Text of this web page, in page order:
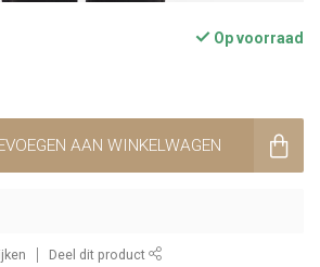
Op voorraad
AAN WINKELWAGEN
Deel dit product